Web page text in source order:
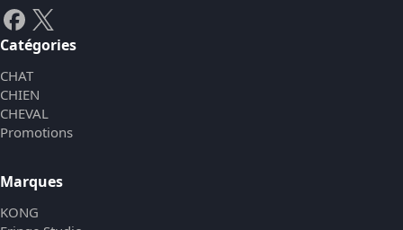
Catégories
CHAT
CHIEN
CHEVAL
Promotions
Marques
KONG